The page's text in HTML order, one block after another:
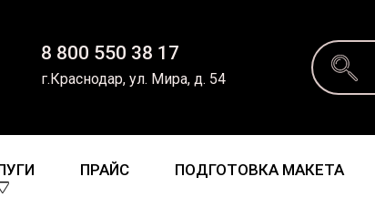
8 800 550 38 17
г.Краснодар, ул. Мира, д. 54
ПРАЙС ПОДГОТОВКА МАКЕТА